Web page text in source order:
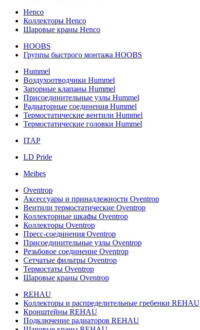
Henco
Коллекторы Henco
Шаровые краны Henco
HOOBS
Группы быстрого монтажа HOOBS
Hummel
Воздухоотводчики Hummel
Запорные клапаны Hummel
Присоединительные узлы Hummel
Радиаторные соединения Hummel
Термостатические вентили Hummel
Термостатические головки Hummel
ITAP
LD Pride
Meibes
Oventrop
Аксессуары и принадлежности Oventrop
Вентили термостатические Oventrop
Коллекторные шкафы Oventrop
Коллекторы Oventrop
Пресс-соединения Oventrop
Присоединительные узлы Oventrop
Резьбовое соединение Oventrop
Сетчатые фильтры Oventrop
Термостаты Oventrop
Шаровые краны Oventrop
REHAU
Коллекторы и распределительные гребенки REHAU
Кронштейны REHAU
Подключение радиаторов REHAU